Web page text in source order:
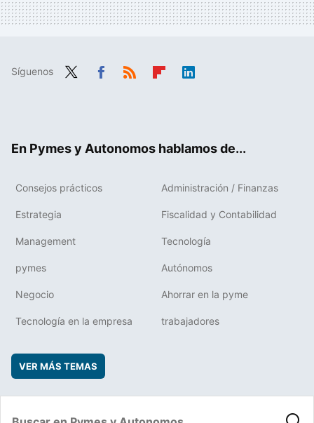
Síguenos
En Pymes y Autonomos hablamos de...
Consejos prácticos Administración / Finanzas
Estrategia Fiscalidad y Contabilidad
Management Tecnología
pymes Autónomos
Negocio Ahorrar en la pyme
Tecnología en la empresa trabajadores
VER MÁS TEMAS